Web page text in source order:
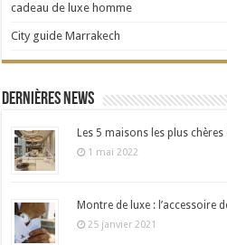
cadeau de luxe homme
City guide Marrakech
Dernières news
Les 5 maisons les plus
1 mai 2022
Montre de luxe : l’accessoire
25 janvier 2021